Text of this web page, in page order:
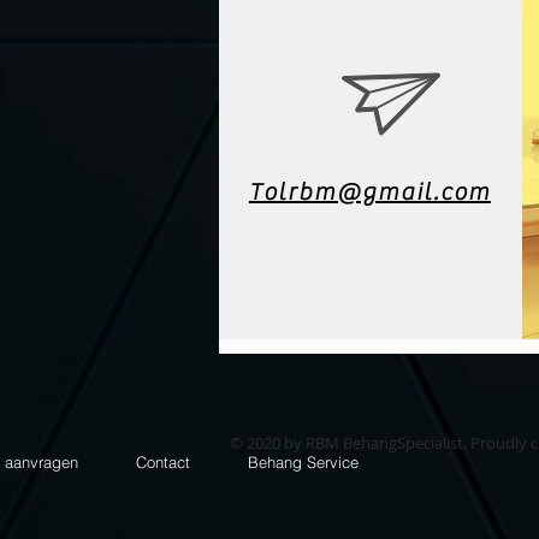
Tolrbm@gmail.com
© 2020 by RBM BehangSpecialist. Proudly
aanvragen Contact Behang Service